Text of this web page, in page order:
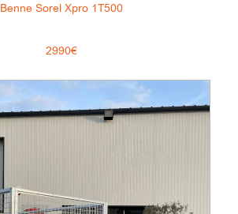
Benne Sorel Xpro 1T500
2990€